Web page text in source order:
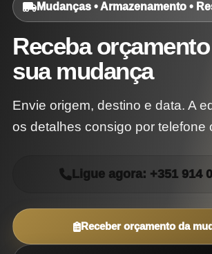
Mudanças • Armazenamento •
Receba
sua mudança
Envie origem, destino e data. A
os detalhes consigo por telefone
Ligue agora: +351 914
Receber orçamento da